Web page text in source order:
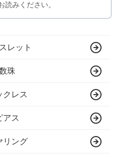
読みください。
レット
珠
クレス
アス
リング